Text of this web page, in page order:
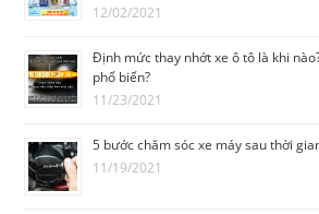
12/02/2021
Định mức thay nhớt xe ô tô là khi
phổ biến?
11/23/2021
5 bước chăm sóc xe máy sau thời
11/19/2021